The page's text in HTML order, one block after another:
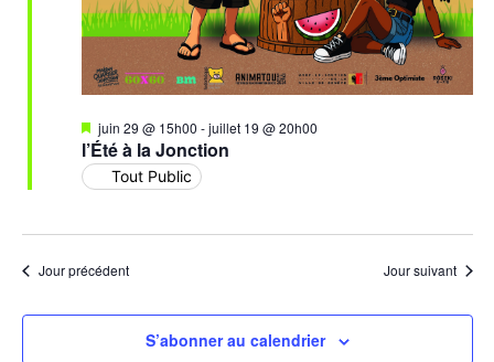
l’Été à la Jonction
Mis
en
avant
juin 29 @ 15h00 -juillet 19 @ 20h00
Tout Public
Jour précédent Jour suivant
S’abonner au calendrier